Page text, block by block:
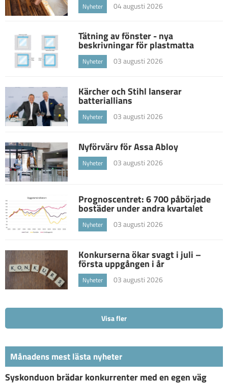
Nyheter 04 augusti 2026
Tätning av fönster - nya
beskrivningar för plastmatta
Nyheter 03 augusti 2026
Kärcher och Stihl lanserar
batteriallians
Nyheter 03 augusti 2026
Nyförvärv för Assa Abloy
Nyheter 03 augusti 2026
Prognoscentret: 6 700 påbörjade
bostäder under andra kvartalet
Nyheter 03 augusti 2026
Konkurserna ökar svagt i juli –
första uppgången i år
Nyheter 03 augusti 2026
Visa fler
Månadens mest lästa nyheter
Syskonduon brädar konkurrenter med en egen väg